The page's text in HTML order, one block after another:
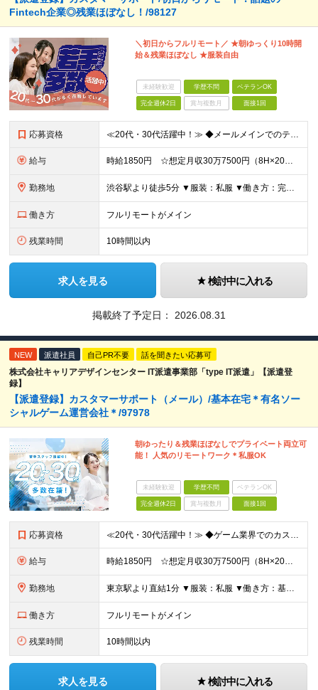
Fintech企業◎残業ほぼなし！/98127
＼初日からフルリモート／ ★朝ゆっくり10時開
始＆残業ほぼなし ★服装自由
未経験歓迎 学歴不問 ベテランOK
完全週休2日 賞与複数月 面接1回
応募資格 ≪20代・30代活躍中！≫ ◆メールメインでのテクニカルサポートまたはカスタマーサポート対応の経験 ◆問い合わせ対応でのイチからの文章作成経験 ※ブランクがある方やこれまでのご経験に自信がない方も、
給与 時給1850円 ☆想定月収30万7500円（8H×20日＋残業5H） ※交通費全額支給 ※在宅日数に応じて、在宅勤務手当あり
勤務地 渋谷駅より徒歩5分 ▼服装：私服 ▼働き方：完全在宅勤務 ※就業初日から在宅勤務を想定（PC等は事前にご自宅へ郵送予定） ▼受動喫煙対策：屋内禁煙
働き方 フルリモートがメイン
残業時間 10時間以内
求人を見る 検討中に入れる
掲載終了予定日： 2026.08.31
NEW 派遣社員 自己PR不要 話を聞きたい応募可
株式会社キャリアデザインセンター IT派遣事業部「type IT派遣」【派遣登
録】
【派遣登録】カスタマーサポート（メール）/基本在宅＊有名ソー
シャルゲーム運営会社＊/97978
朝ゆったり＆残業ほぼなしでプライベート両立可
能！ 人気のリモートワーク＊私服OK
未経験歓迎 学歴不問 ベテランOK
完全週休2日 賞与複数月 面接1回
応募資格 ≪20代・30代活躍中！≫ ◆ゲーム業界でのカスタマーサポート経験 ◆⻑期休み中（年末年始/GW/夏季休暇）にシフト勤務が可能な⽅ ※ブランクがある方やこれまでのご経験に自信がない方も、まずはお気軽
給与 時給1850円 ☆想定月収30万7500円（8H×20日+残業5H） ※交通費全額支給 ※在宅日数に応じて、在宅勤務手当あり
勤務地 東京駅より直結1分 ▼服装：私服 ▼働き方：基本在宅勤務 ※業務に慣れるまで（2～4週間）は出社になります ※月に1～2回程度出社が発生します。 ▼受動喫煙対策：屋内禁煙
働き方 フルリモートがメイン
残業時間 10時間以内
求人を見る 検討中に入れる